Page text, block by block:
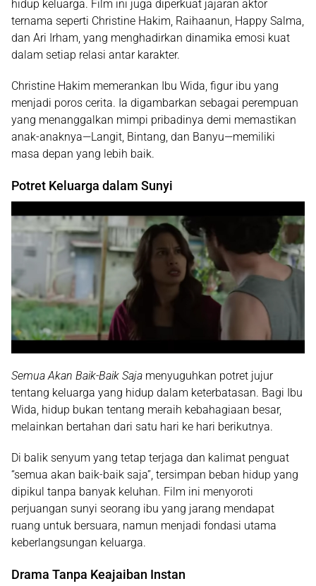
hidup keluarga. Film ini juga diperkuat jajaran aktor
ternama seperti Christine Hakim, Raihaanun, Happy Salma,
dan Ari Irham, yang menghadirkan dinamika emosi kuat
dalam setiap relasi antar karakter.
Christine Hakim memerankan Ibu Wida, figur ibu yang
menjadi poros cerita. Ia digambarkan sebagai perempuan
yang menanggalkan mimpi pribadinya demi memastikan
anak-anaknya—Langit, Bintang, dan Banyu—memiliki
masa depan yang lebih baik.
Potret Keluarga dalam Sunyi
Semua Akan Baik-Baik Saja menyuguhkan potret jujur
tentang keluarga yang hidup dalam keterbatasan. Bagi Ibu
Wida, hidup bukan tentang meraih kebahagiaan besar,
melainkan bertahan dari satu hari ke hari berikutnya.
Di balik senyum yang tetap terjaga dan kalimat penguat
“semua akan baik-baik saja”, tersimpan beban hidup yang
dipikul tanpa banyak keluhan. Film ini menyoroti
perjuangan sunyi seorang ibu yang jarang mendapat
ruang untuk bersuara, namun menjadi fondasi utama
keberlangsungan keluarga.
Drama Tanpa Keajaiban Instan